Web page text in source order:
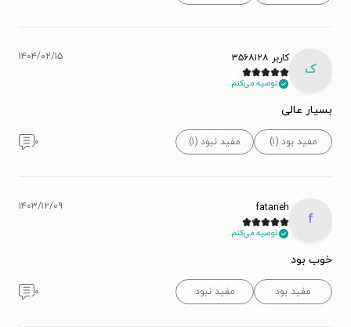
ک
کاربر ۳۵۶۸۱۲۸
توصیه می‌کنم.
۱۴۰۴/۰۲/۱۵
بسیار عالی
مفید بود (۱) مفید نبود (۱) ۰
f
fataneh
توصیه می‌کنم.
۱۴۰۳/۱۲/۰۹
خوب بود
مفید بود مفید نبود ۰